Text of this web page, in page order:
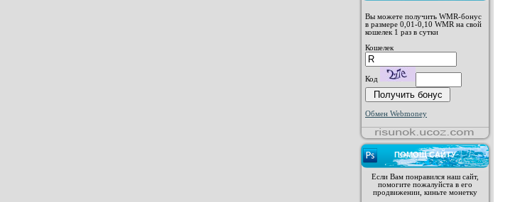
Вы можете получить WMR-бонус
в размере 0,01-0,10 WMR на свой
кошелек 1 раз в сутки
Кошелек
Код
Обмен Webmoney
ПОМОЩ САЙТУ
Если Вам понравился наш сайт,
помогите пожалуйста в его
продвижении, киньте монетку